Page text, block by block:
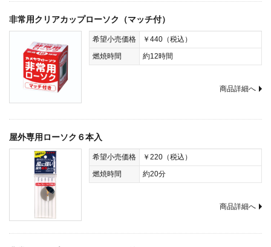
非常用クリアカップローソク（マッチ付）
希望小売価格
￥440（税込）
燃焼時間
約12時間
商品詳細へ
屋外専用ローソク６本入
希望小売価格
￥220（税込）
燃焼時間
約20分
商品詳細へ